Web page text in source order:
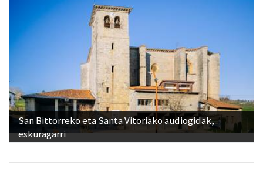
San Bittorreko eta Santa Vitoriako audiogidak,
eskuragarri